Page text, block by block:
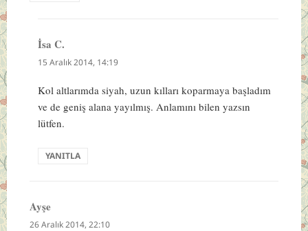
İsa C.
ki:
15 Aralık 2014, 14:19
Kol altlarımda siyah, uzun kılları koparmaya başladım
ve de geniş alana yayılmış. Anlamını bilen yazsın
lütfen.
YANITLA
Ayşe
ki:
26 Aralık 2014, 22:10